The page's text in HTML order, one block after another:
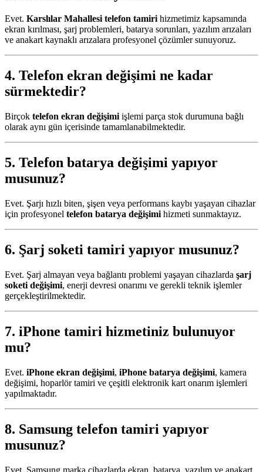
Evet. Karslılar Mahallesi telefon tamirihizmetimiz kapsamında
ekran kırılması, şarj problemleri, batarya sorunları, yazılım arızaları
ve anakart kaynaklı arızalara profesyonel çözümler sunuyoruz.
4. Telefon ekran değişimi ne kadar
sürmektedir?
Birçok telefon ekran değişimi işlemi parça stok durumuna bağlı
olarak aynı gün içerisinde tamamlanabilmektedir.
5. Telefon batarya değişimi yapıyor
musunuz?
Evet. Şarjı hızlı biten, şişen veya performans kaybı yaşayan cihazlar
için profesyonel telefon batarya değişimi hizmeti sunmaktayız.
6. Şarj soketi tamiri yapıyor musunuz?
Evet. Şarj almayan veya bağlantı problemi yaşayan cihazlarda şarj
soketi değişimi, enerji devresi onarımı ve gerekli teknik işlemler
gerçekleştirilmektedir.
7. iPhone tamiri hizmetiniz bulunuyor
mu?
Evet. iPhone ekran değişimi, iPhone batarya değişimi, kamera
değişimi, hoparlör tamiri ve çeşitli elektronik kart onarım işlemleri
yapılmaktadır.
8. Samsung telefon tamiri yapıyor
musunuz?
Evet. Samsung marka cihazlarda ekran, batarya, yazılım ve anakart